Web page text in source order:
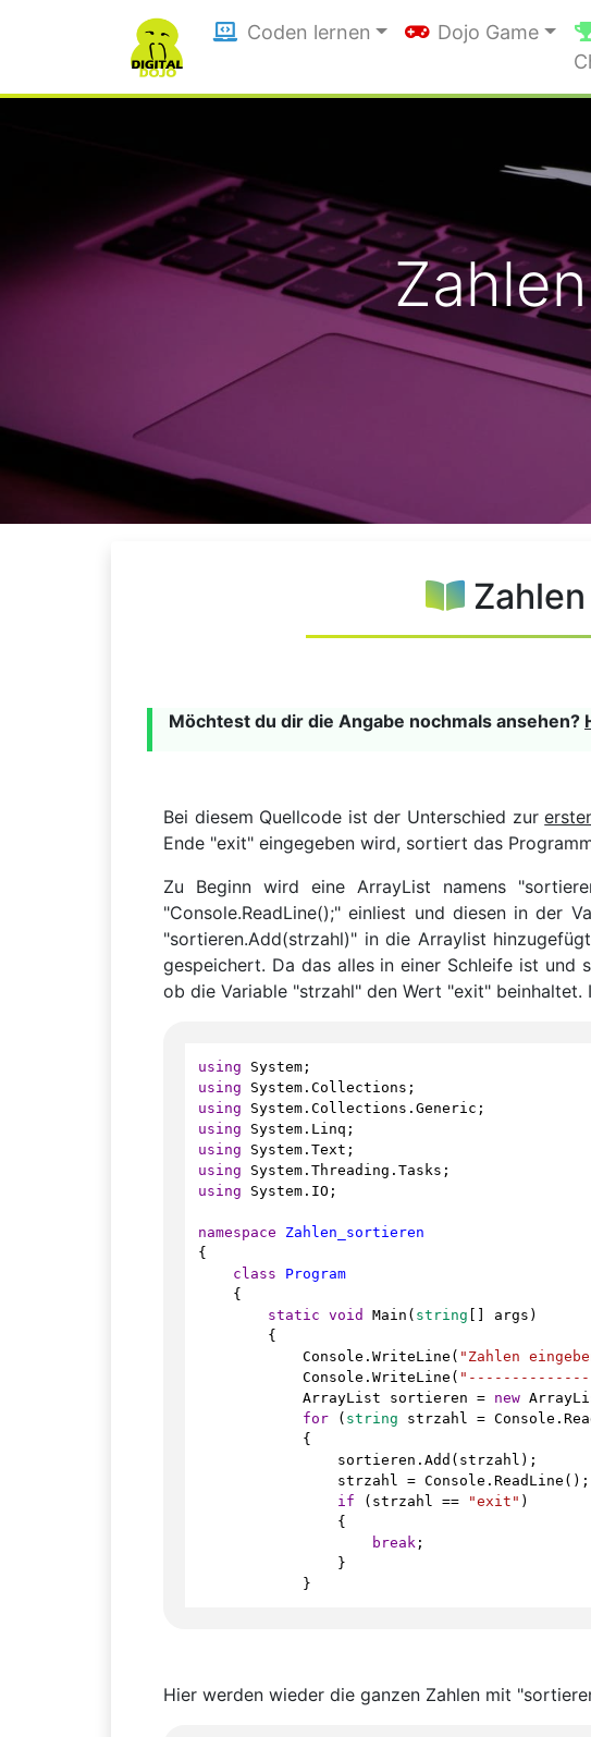
Coden lernen Dojo Game
Möchtest du dir die Angabe nochmals ansehen?
Bei diesem Quellcode ist der Unterschied zur
Ende "exit" eingegeben wird, sortiert das
Zu Beginn wird eine ArrayList namens
"Console.ReadLine();" einliest und diesen in der
"sortieren.Add(strzahl)" in die Arraylist
gespeichert. Da das alles in einer Schleife ist
ob die Variable "strzahl" den Wert "exit"
using System ;
using
System . Collections ;
using
System . Collections . Generic ;
using
System . Linq ;
using
System . Text ;
using
System . Threading . Tasks ;
using
System . IO ;
namespace
Zahlen_sortieren
{
class
Program
    {
static void Main ( string args )
        {
Console . WriteLine ( "Zahlen
Console . WriteLine (
ArrayList
sortieren = new
for ( string strzahl = Console .
            {
sortieren . Add ( strzahl );
strzahl = Console . ReadLine ();
if ( strzahl == "exit" )
                {
break ;
                }
            }
Hier werden wieder die ganzen Zahlen mit